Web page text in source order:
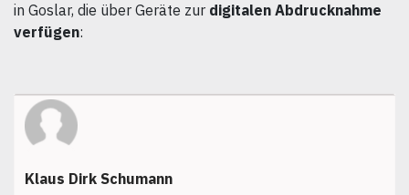
in Goslar, die über Geräte zur digitalen Abdrucknahme
verfügen:
Klaus Dirk Schumann